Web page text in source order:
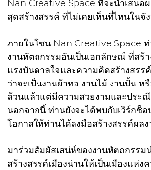
Nan Creative Space ที่จะนำเสนอ
สุดสร้างสรรค์ ที่ไม่เคยเห็นที่ไหนในจั
ภายในโซน Nan Creative Space
งานหัตถกรรมอันเป็นเอกลักษณ์ ที่สร้
แรงบันดาลใจและความคิดสร้างสรร
ว่าจะเป็นงานผ้าทอ งานไม้ งานปั้น ห
ล้วนแล้วแต่มีความสวยงามและประ
นอกจากนี้ ท่านยังจะได้พบกับเวิร์กช็อ
โอกาสให้ท่านได้ลงมือสร้างสรรค์ผลง
มาร่วมสัมผัสเสน่ห์ของงานหัตถกรรม
สร้างสรรค์เมืองน่านให้เป็นเมืองแห่ง